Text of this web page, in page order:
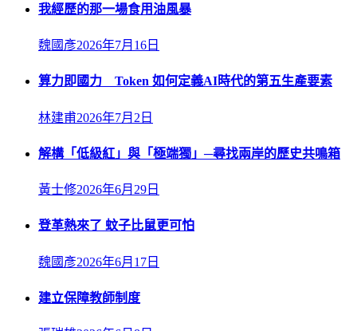
我經歷的那一場食用油風暴
魏國彥2026年7月16日
算力即國力 Token 如何定義AI時代的第五生產要素
林建甫2026年7月2日
解構「低級紅」與「極端獨」─尋找兩岸的歷史共鳴箱
黃士修2026年6月29日
登革熱來了 蚊子比鼠更可怕
魏國彥2026年6月17日
建立保障教師制度